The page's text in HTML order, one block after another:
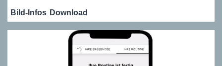
Bild-Infos Download